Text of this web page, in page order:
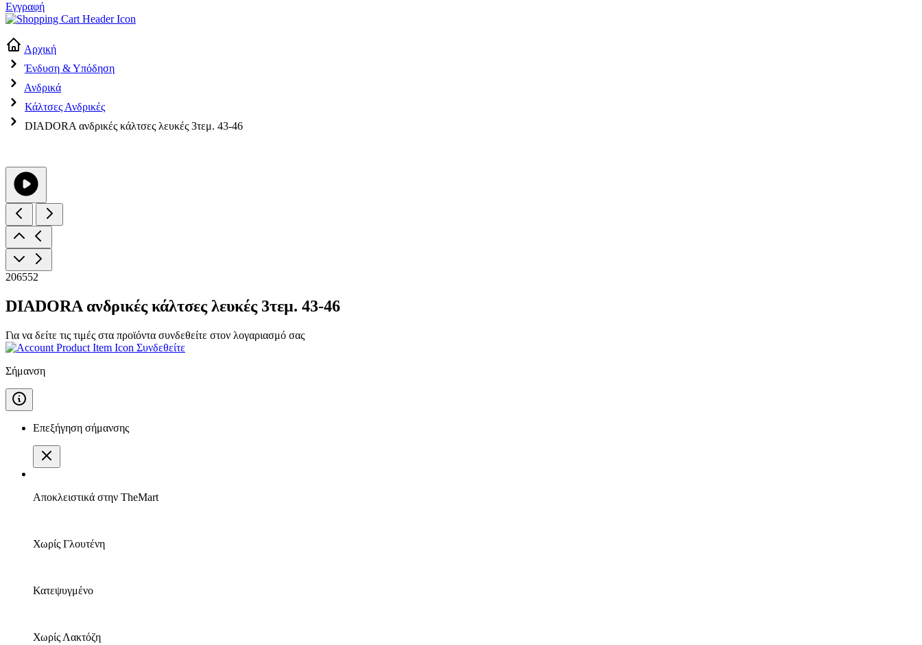
Εγγραφή
Αρχική
Ένδυση & Υπόδηση
Ανδρικά
Κάλτσες Ανδρικές
DIADORA ανδρικές κάλτσες λευκές 3τεμ. 43-46
206552
DIADORA ανδρικές κάλτσες λευκές 3τεμ. 43-46
Για να δείτε τις τιμές στα προϊόντα συνδεθείτε στον λογαριασμό σας
Συνδεθείτε
Σήμανση
Επεξήγηση σήμανσης
Αποκλειστικά στην TheMart
Χωρίς Γλουτένη
Κατεψυγμένο
Χωρίς Λακτόζη